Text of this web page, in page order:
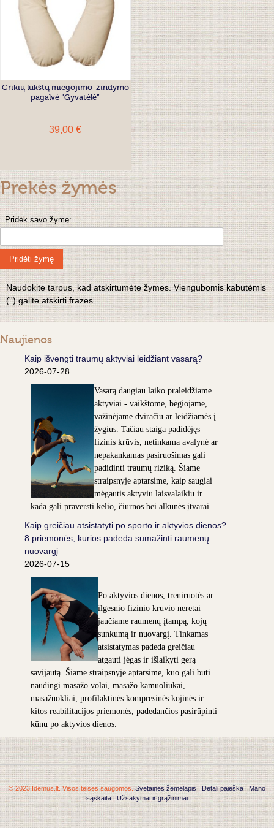
Grikių lukštų miegojimo-žindymo
pagalvė “Gyvatėlė”
39,00 €
Prekės žymės
Pridėk savo žymę:
Pridėti žymę
Naudokite tarpus, kad atskirtumėte žymes. Viengubomis kabutėmis
('') galite atskirti frazes.
Naujienos
Kaip išvengti traumų aktyviai leidžiant vasarą?
2026-07-28
Vasarą daugiau laiko praleidžiame
aktyviai - vaikštome, bėgiojame,
važinėjame dviračiu ar leidžiamės į
žygius. Tačiau staiga padidėjęs
fizinis krūvis, netinkama avalynė ar
nepakankamas pasiruošimas gali
padidinti traumų riziką. Šiame
straipsnyje aptarsime, kaip saugiai
mėgautis aktyviu laisvalaikiu ir
kada gali praversti kelio, čiurnos bei alkūnės įtvarai.
Kaip greičiau atsistatyti po sporto ir aktyvios dienos?
8 priemonės, kurios padeda sumažinti raumenų
nuovargį
2026-07-15
Po aktyvios dienos, treniruotės ar
ilgesnio fizinio krūvio neretai
jaučiame raumenų įtampą, kojų
sunkumą ir nuovargį. Tinkamas
atsistatymas padeda greičiau
atgauti jėgas ir išlaikyti gerą
savijautą. Šiame straipsnyje aptarsime, kuo gali būti
naudingi masažo volai, masažo kamuoliukai,
masažuokliai, profilaktinės kompresinės kojinės ir
kitos reabilitacijos priemonės, padedančios pasirūpinti
kūnu po aktyvios dienos.
© 2023 Idemus.lt. Visos teisės saugomos.Svetainės žemėlapis|Detali paieška|Mano
sąskaita|Užsakymai ir grąžinimai